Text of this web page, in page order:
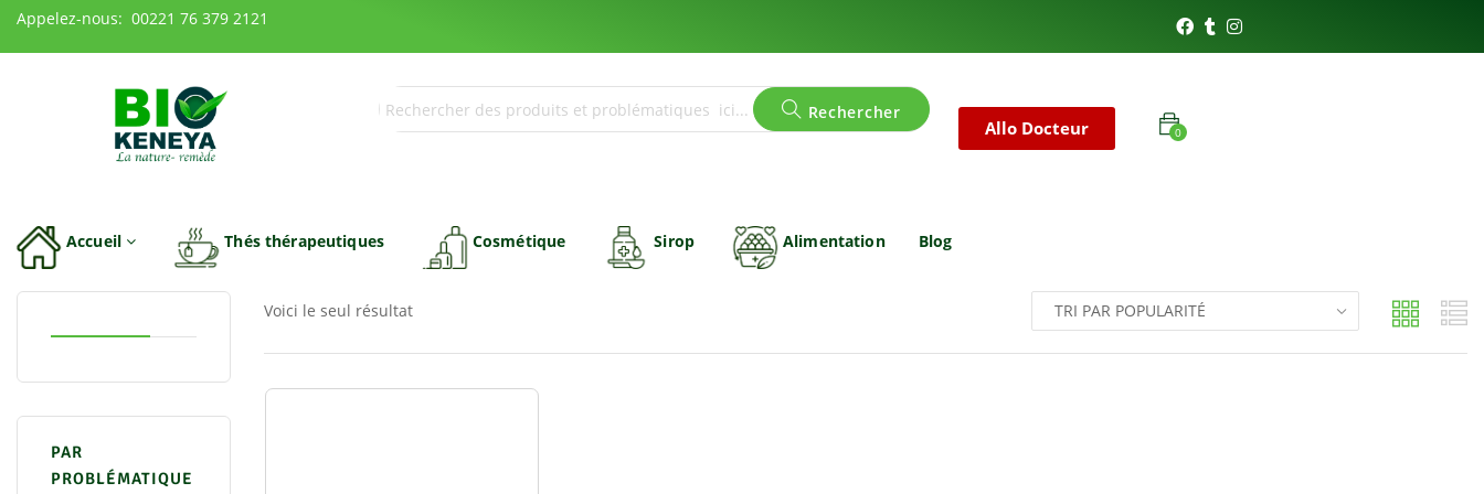
Appelez-nous: 00221 76 379 2121
Rechercher
Allo Docteur 0
Accueil Thés thérapeutiques Cosmétique Sirop Alimentation Blog
PAR
PROBLÉMATIQUE
Voici le seul résultat